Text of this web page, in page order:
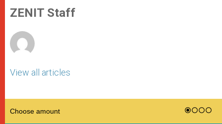
p
p
g
e
o
k
ZENIT Staff
View all articles